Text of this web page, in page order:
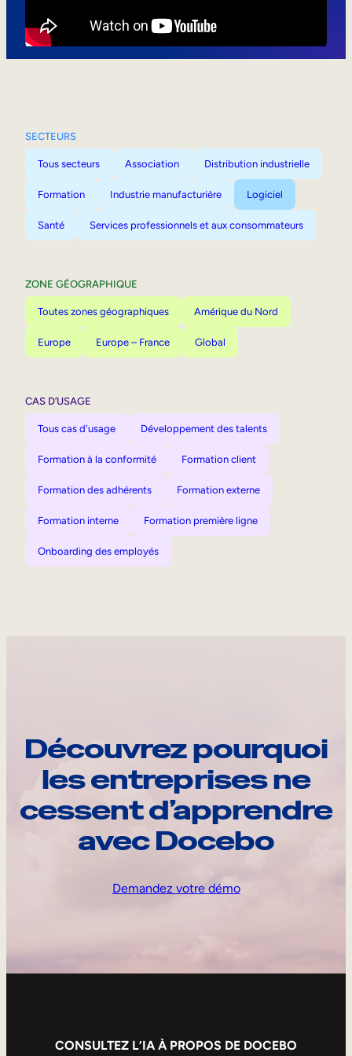
SECTEURS
Tous secteurs Association Distribution industrielle
Formation Industrie manufacturière Logiciel
Santé Services professionnels et aux consommateurs
ZONE GÉOGRAPHIQUE
Toutes zones géographiques Amérique du Nord
Europe Europe – France Global
CAS D’USAGE
Tous cas d'usage Développement des talents
Formation à la conformité Formation client
Formation des adhérents Formation externe
Formation interne Formation première ligne
Onboarding des employés
Découvrez pourquoi
les entreprises ne
cessent d’apprendre
avec Docebo
Demandez votre démo
CONSULTEZ L’IA À PROPOS DE DOCEBO